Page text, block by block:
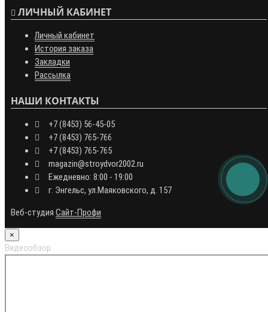
ЛИЧНЫЙ КАБИНЕТ
Личный кабинет
История заказа
Закладки
Рассылка
НАШИ КОНТАКТЫ
+7 (8453) 56-45-05
+7 (8453) 765-766
+7 (8453) 765-765
magazin@stroydvor2002.ru
Ежедневно: 8:00 - 19:00
г. Энгельс, ул.Маяковского, д. 157
Веб-студия Сайт-Профи
×
Видеообзор